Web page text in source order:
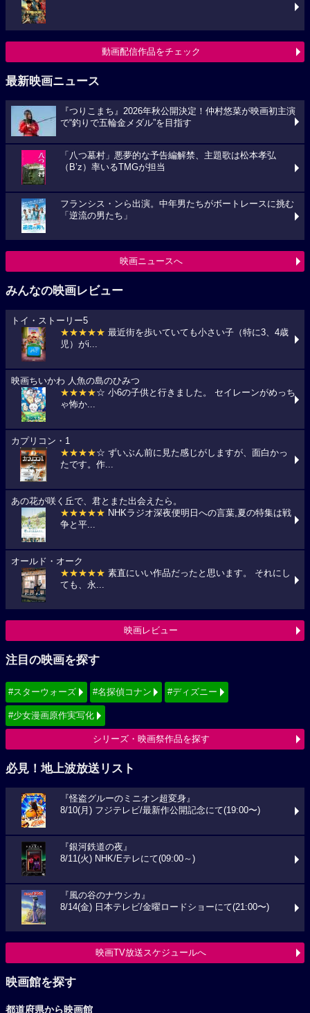
動画配信作品をチェック
最新映画ニュース
『つりこまち』2026年秋公開決定！仲村悠菜が映画初主演
で“釣りで五輪金メダル”を目指す
「八つ墓村」悪夢的な予告編解禁、主題歌は松本孝弘
（B’z）率いるTMGが担当
フランシス・ンら出演。中年男たちがボートレースに挑む
「逆流の男たち」
映画ニュースへ
みんなの映画レビュー
トイ・ストーリー5
★★★★★ 最近街を歩いていても小さい子（特に3、4歳
児）がi...
映画ちいかわ 人魚の島のひみつ
★★★★☆ 小6の子供と行きました。 セイレーンがめっち
ゃ怖か...
カプリコン・1
★★★★☆ ずいぶん前に見た感じがしますが、面白かっ
たです。作...
あの花が咲く丘で、君とまた出会えたら。
★★★★★ NHKラジオ深夜便明日への言葉,夏の特集は戦
争と平...
オールド・オーク
★★★★★ 素直にいい作品だったと思います。 それにし
ても、永...
映画レビュー
注目の映画を探す
#スターウォーズ #名探偵コナン #ディズニー
#少女漫画原作実写化
シリーズ・映画祭作品を探す
必見！地上波放送リスト
『怪盗グルーのミニオン超変身』
8/10(月) フジテレビ/最新作公開記念にて(19:00〜)
『銀河鉄道の夜』
8/11(火) NHK/Eテレにて(09:00～)
『風の谷のナウシカ』
8/14(金) 日本テレビ/金曜ロードショーにて(21:00〜)
映画TV放送スケジュールへ
映画館を探す
都道府県から映画館